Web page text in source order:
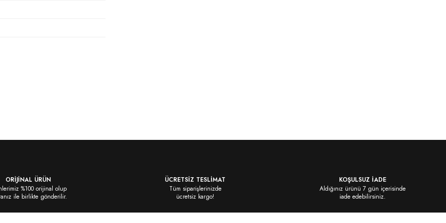
ORİJİNAL ÜRÜN
%100 orijinal olup
ile birlikte gönderilir.
ÜCRETSİZ TESLİMAT
Tüm siparişlerinizde
ücretsiz kargo!
KOŞULSUZ İADE
Aldığınız ürünü 7 gün içerisinde
iade edebilirsiniz.